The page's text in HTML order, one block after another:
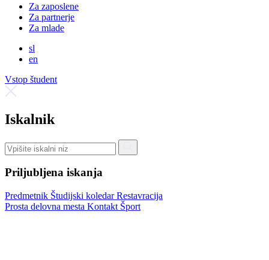
Za zaposlene
Za partnerje
Za mlade
sl
en
Vstop študent
Iskalnik
Priljubljena iskanja
Predmetnik Študijski koledarRestavracija
Prosta delovna mesta Kontakt Šport